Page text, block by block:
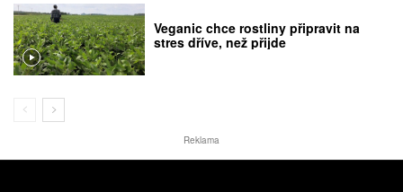
Veganic chce rostliny připravit na
stres dříve, než přijde
Reklama